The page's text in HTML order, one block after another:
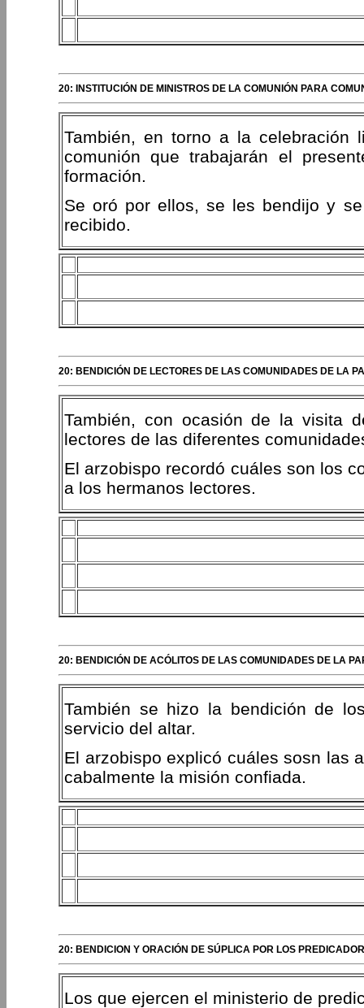
20: INSTITUCIÓN DE MINISTROS DE LA COMUNIÓN PARA
También, en torno a la
comunión que trabajarán el
formación.
Se oró por ellos, se les bendijo y
recibido.
20: BENDICIÓN DE LECTORES DE LAS COMUNIDADES DE LA
También, con ocasión de la visita
lectores de las diferentes
El arzobispo recordó cuáles son los
a los hermanos lectores.
20: BENDICIÓN DE ACÓLITOS DE LAS COMUNIDADES DE LA
También se hizo la bendición de
servicio del altar.
El arzobispo explicó cuáles sosn las
cabalmente la misión confiada.
20: BENDICION Y ORACIÓN DE SÚPLICA POR LOS
Los que ejercen el ministerio de